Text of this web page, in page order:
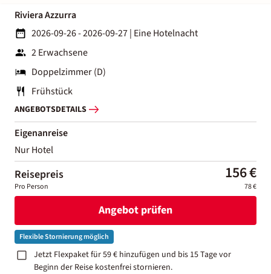
Riviera Azzurra
2026-09-26 - 2026-09-27| Eine Hotelnacht
2 Erwachsene
Doppelzimmer (D)
Frühstück
ANGEBOTSDETAILS
Eigenanreise
Nur Hotel
Reisepreis 156 €
Pro Person 78 €
Angebot prüfen
Flexible Stornierung möglich
Jetzt Flexpaket für 59 € hinzufügen und bis 15 Tage vor
Beginn der Reise kostenfrei stornieren.